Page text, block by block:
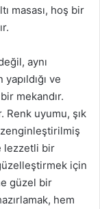
masası, hoş bir
aynı
ve
mekandır.
Renk uyumu, şık
lezzetli bir
için
güzel bir
hem